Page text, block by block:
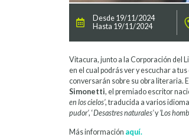
Desde 19/11/2024
Hasta 19/11/2024
Vitacura, junto a la Corporación del
en el cual podrás ver y escuchar a
conversarán sobre su obra literaria.
Simonetti, el premiado escritor
en los cielos’, traducida a varios
pudor’, ‘Desastres naturales’y‘Los
Más información aquí.